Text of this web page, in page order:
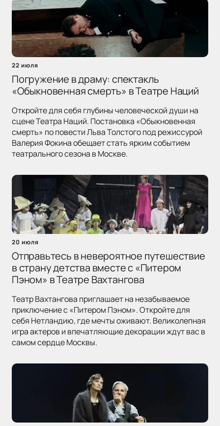
22 июля
Погружение в драму: спектакль
«Обыкновенная смерть» в Театре Наций
Откройте для себя глубины человеческой души на
сцене Театра Наций. Постановка «Обыкновенная
смерть» по повести Льва Толстого под режиссурой
Валерия Фокина обещает стать ярким событием
театрального сезона в Москве.
20 июля
Отправьтесь в невероятное путешествие
в страну детства вместе с «Питером
Пэном» в Театре Вахтангова
Театр Вахтангова приглашает на незабываемое
приключение с «Питером Пэном». Откройте для
себя Нетландию, где мечты оживают. Великолепная
игра актеров и впечатляющие декорации ждут вас в
самом сердце Москвы.